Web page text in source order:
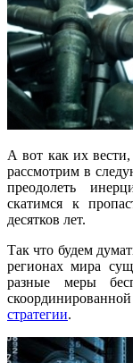
А вот как их
рассмотрим в
преодолеть
скатимся к
десятков лет.
Так что будем
регионах мира
разные меры
стратегии.